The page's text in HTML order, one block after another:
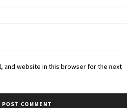
and website in this browser for the next